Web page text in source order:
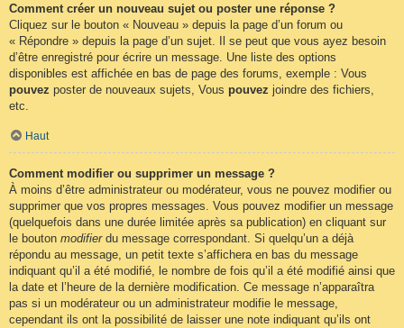
Comment créer un nouveau sujet ou poster une réponse ?
Cliquez sur le bouton « Nouveau » depuis la page d’un forum ou
« Répondre » depuis la page d’un sujet. Il se peut que vous ayez besoin
d’être enregistré pour écrire un message. Une liste des options
disponibles est affichée en bas de page des forums, exemple : Vous
pouvez poster de nouveaux sujets, Vous pouvez joindre des fichiers,
etc.
Haut
Comment modifier ou supprimer un message ?
À moins d’être administrateur ou modérateur, vous ne pouvez modifier ou
supprimer que vos propres messages. Vous pouvez modifier un message
(quelquefois dans une durée limitée après sa publication) en cliquant sur
le bouton modifierdu message correspondant. Si quelqu’un a déjà
répondu au message, un petit texte s’affichera en bas du message
indiquant qu’il a été modifié, le nombre de fois qu’il a été modifié ainsi que
la date et l’heure de la dernière modification. Ce message n’apparaîtra
pas si un modérateur ou un administrateur modifie le message,
cependant ils ont la possibilité de laisser une note indiquant qu’ils ont